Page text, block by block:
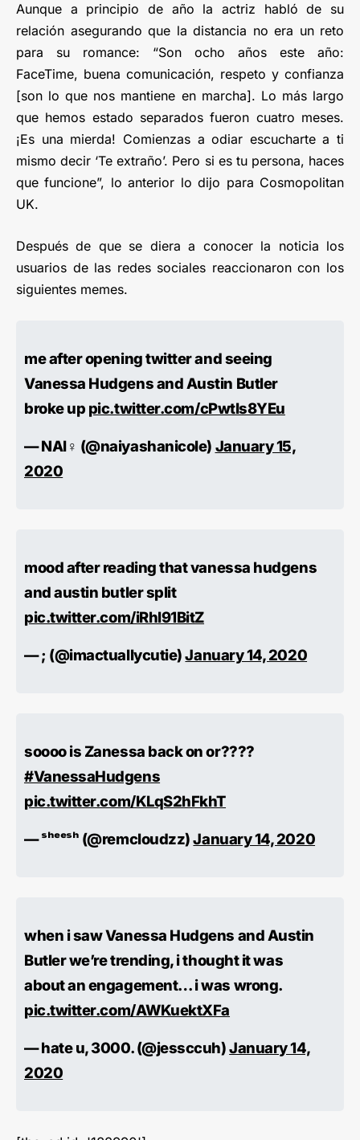
Aunque a principio de año la actriz habló de su
relación asegurando que la distancia no era un reto
para su romance: “Son ocho años este año:
FaceTime, buena comunicación, respeto y confianza
[son lo que nos mantiene en marcha]. Lo más largo
que hemos estado separados fueron cuatro meses.
¡Es una mierda! Comienzas a odiar escucharte a ti
mismo decir ‘Te extraño’. Pero si es tu persona, haces
que funcione”, lo anterior lo dijo para Cosmopolitan
UK.
Después de que se diera a conocer la noticia los
usuarios de las redes sociales reaccionaron con los
siguientes memes.
me after opening twitter and seeing
Vanessa Hudgens and Austin Butler
broke up pic.twitter.com/cPwtIs8YEu
— NAI‍♀️ (@naiyashanicole) January 15,
2020
mood after reading that vanessa hudgens
and austin butler split
pic.twitter.com/iRhl91BitZ
— ; (@imactuallycutie)January 14, 2020
soooo is Zanessa back on or????
#VanessaHudgens
pic.twitter.com/KLqS2hFkhT
— ˢʰᵉᵉˢʰ (@remcloudzz)January 14, 2020
when i saw Vanessa Hudgens and Austin
Butler we’re trending, i thought it was
about an engagement… i was wrong.
pic.twitter.com/AWKuektXFa
— hate u, 3000. (@jessccuh)January 14,
2020